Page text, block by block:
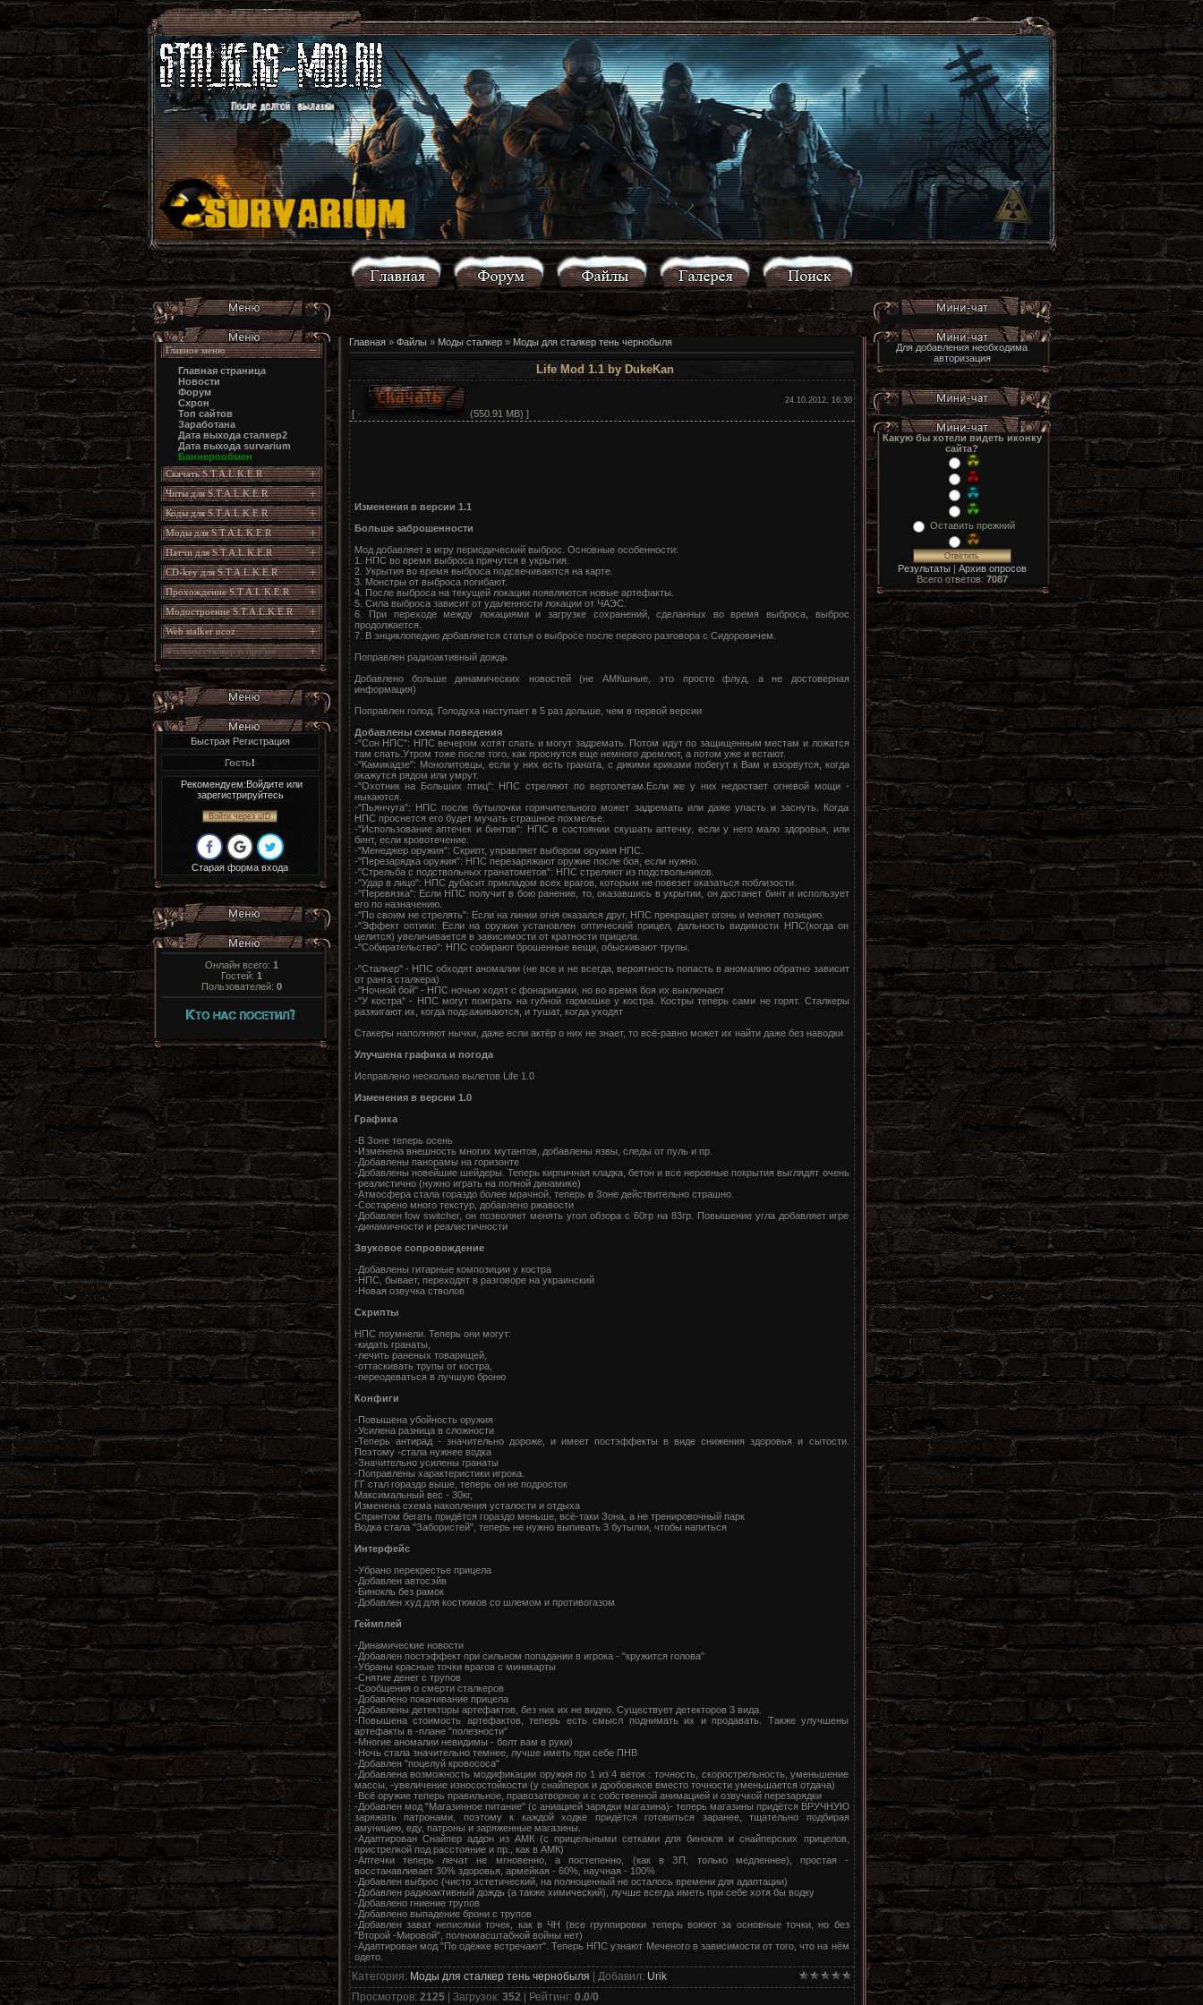
Главное меню
Главная страница
Новости
Форум
Схрон
Топ сайтов
Заработана
Дата выхода сталкер2
Дата выхода survarium
Баннерообмен
Скачать S.T.A.L.K.E.R
Читы для S.T.A.L.K.E.R
Коды для S.T.A.L.K.E.R
Моды для S.T.A.L.K.E.R
Патчи для S.T.A.L.K.E.R
CD-key для S.T.A.L.K.E.R
Прохождение S.T.A.L.K.E.R
Модостроение S.T.A.L.K.E.R
Web stalker ucoz
Фильмы сталкер и прочее
Быстрая Регистрация
Гость!
Рекомендуем:Войдите или
зарегистрируйтесь
Войти через uID
Старая форма входа
Онлайн всего: 1
Гостей: 1
Пользователей: 0
Главная» Файлы» Моды сталкер» Моды для сталкер тень чернобыля
Life Mod 1.1 by DukeKan
[ · (550.91 MB) ]
24.10.2012, 16:30
Изменения в версии 1.1
Больше заброшенности
Мод добавляет в игру периодический выброс. Основные особенности:
1. НПС во время выброса прячутся в укрытия.
2. Укрытия во время выброса подсвечиваются на карте.
3. Монстры от выброса погибают.
4. После выброса на текущей локации появляются новые артефакты.
5. Сила выброса зависит от удаленности локации от ЧАЭС.
6. При переходе между локациями и загрузке сохранений, сделанных во время выброса, выброс
продолжается.
7. В энциклопедию добавляется статья о выбросе после первого разговора с Сидоровичем.
Поправлен радиоактивный дождь
Добавлено больше динамических новостей (не АМКшные, это просто флуд, а не достоверная
информация)
Поправлен голод. Голодуха наступает в 5 раз дольше, чем в первой версии
Добавлены схемы поведения
-"Сон НПС": НПС вечером хотят спать и могут задремать. Потом идут по защищенным местам и ложатся
там спать.Утром тоже после того, как проснутся еще немного дремлют, а потом уже и встают.
-"Камикадзе": Монолитовцы, если у них есть граната, с дикими криками побегут к Вам и взорвутся, когда
окажутся рядом или умрут.
-"Охотник на Больших птиц": НПС стреляют по вертолетам.Если же у них недостает огневой мощи -
ныкаются.
-"Пьянчуга": НПС после бутылочки горячительного может задремать или даже упасть и заснуть. Когда
НПС проснется его будет мучать страшное похмелье.
-"Использование аптечек и бинтов": НПС в состоянии скушать аптечку, если у него мало здоровья, или
бинт, если кровотечение.
-"Менеджер оружия": Скрипт, управляет выбором оружия НПС.
-"Перезарядка оружия": НПС перезаряжают оружие после боя, если нужно.
-"Стрельба с подствольных гранатометов": НПС стреляют из подствольников.
-"Удар в лицо": НПС дубасит прикладом всех врагов, которым не повезет оказаться поблизости.
-"Перевязка": Если НПС получит в бою ранение, то, оказавшись в укрытии, он достанет бинт и использует
его по назначению.
-"По своим не стрелять": Если на линии огня оказался друг, НПС прекращает огонь и меняет позицию.
-"Эффект оптики: Если на оружии установлен оптический прицел, дальность видимости НПС(когда он
целится) увеличивается в зависимости от кратности прицела.
-"Собирательство": НПС собирают брошенные вещи, обыскивают трупы.
-"Сталкер" - НПС обходят аномалии (не все и не всегда, вероятность попасть в аномалию обратно зависит
от ранга сталкера)
-"Ночной бой" - НПС ночью ходят с фонариками, но во время боя их выключают
-"У костра" - НПС могут поиграть на губной гармошке у костра. Костры теперь сами не горят. Сталкеры
разжигают их, когда подсаживаются, и тушат, когда уходят
Стакеры наполняют нычки, даже если актёр о них не знает, то всё-равно может их найти даже без наводки
Улучшена графика и погода
Исправлено несколько вылетов Life 1.0
Изменения в версии 1.0
Графика
-В Зоне теперь осень
-Изменена внешность многих мутантов, добавлены язвы, следы от пуль и пр.
-Добавлены панорамы на горизонте
-Добавлены новейшие шейдеры. Теперь кирпичная кладка, бетон и все неровные покрытия выглядят очень
-реалистично (нужно играть на полной динамике)
-Атмосфера cтала гораздо более мрачной, теперь в Зоне действительно страшно.
-Состарено много текстур, добавлено ржавости
-Добавлен fow switcher, он позволяет менять угол обзора с 60гр на 83гр. Повышение угла добавляет игре
-динамичности и реалистичности
Звуковое сопровождение
-Добавлены гитарные композиции у костра
-НПС, бывает, переходят в разговоре на украинский
-Новая озвучка стволов
Скрипты
НПС поумнели. Теперь они могут:
-кидать гранаты,
-лечить раненых товарищей,
-оттаскивать трупы от костра,
-переодеваться в лучшую броню
Конфиги
-Повышена убойность оружия
-Усилена разница в сложности
-Теперь антирад - значительно дороже, и имеет постэффекты в виде снижения здоровья и сытости.
Поэтому -стала нужнее водка
-Значительно усилены гранаты
-Поправлены характеристики игрока.
ГГ стал гораздо выше, теперь он не подросток
Максимальный вес - 30кг,
Изменена схема накопления усталости и отдыха
Спринтом бегать придётся гораздо меньше, всё-таки Зона, а не тренировочный парк
Водка стала "Забористей", теперь не нужно выпивать 3 бутылки, чтобы напиться
Интерфейс
-Убрано перекрестье прицела
-Добавлен автосэйв
-Бинокль без рамок
-Добавлен худ для костюмов со шлемом и противогазом
Геймплей
-Динамические новости
-Добавлен постэффект при сильном попадании в игрока - "кружится голова"
-Убраны красные точки врагов с миникарты
-Cнятие денег с трупов
-Сообщения о смерти сталкеров
-Добавлено покачивание прицела
-Добавлены детекторы артефактов, без них их не видно. Существует детекторов 3 вида.
-Повышена стоимость артефактов, теперь есть смысл поднимать их и продавать. Также улучшены
артефакты в -плане "полезности"
-Многие аномалии невидимы - болт вам в руки)
-Ночь стала значительно темнее, лучше иметь при себе ПНВ
-Добавлен "поцелуй кровососа"
-Добавлена возможность модификации оружия по 1 из 4 веток : точность, скорострельность, уменьшение
массы, -увеличение износостойкости (у снайперок и дробовиков вместо точности уменьшается отдача)
-Всё оружие теперь правильное, правозатворное и с собственной анимацией и озвучкой перезарядки
-Добавлен мод "Магазинное питание" (c аниацией зарядки магазина)- теперь магазины придётся ВРУЧНУЮ
заряжать патронами, поэтому к каждой ходке придётся готовиться заранее, тщательно подбирая
амуницию, еду, патроны и заряженные магазины.
-Адаптирован Снайпер аддон из АМК (с прицельными сетками для бинокля и снайперских прицелов,
пристрелкой под расстояние и пр., как в АМК)
-Аптечки теперь лечат не мгновенно, а постепенно, (как в ЗП, только медленнее), простая -
восстанавливает 30% здоровья, армейкая - 60%, научная - 100%
-Добавлен выброс (чисто эстетический, на полноценный не осталось времени для адаптации)
-Добавлен радиоактивный дождь (а также химический), лучше всегда иметь при себе хотя бы водку
-Добавлено гниение трупов
-Добавлено выпадение брони с трупов
-Добавлен зават неписями точек, как в ЧН (все группировки теперь воюют за основные точки, но без
"Второй -Мировой", полномасштабной войны нет)
-Адаптирован мод "По одёжке встречают". Теперь НПС узнают Меченого в зависимости от того, что на нём
одето.
Категория: Моды для сталкер тень чернобыля | Добавил: Urik
Просмотров: 2125| Загрузок: 352 | Рейтинг: 0.0/0
Для добавления необходима
авторизация
Какую бы хотели видеть иконку
сайта?
Оставить прежний
Результаты| Архив опросов
Всего ответов: 7087